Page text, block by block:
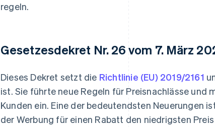
regeln.
Gesetzesdekret Nr. 26 vom 7. März
Dieses Dekret setzt die Richtlinie (EU) 2019/2161
ist. Sie führte neue Regeln für Preisnachlässe und
Kunden ein. Eine der bedeutendsten Neuerungen
der Werbung für einen Rabatt den niedrigsten